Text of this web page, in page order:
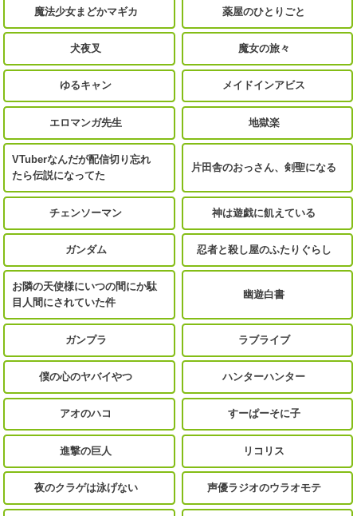
魔法少女まどかマギカ 薬屋のひとりごと
犬夜叉 魔女の旅々
ゆるキャン メイドインアビス
エロマンガ先生 地獄楽
VTuberなんだが配信切り忘れ
たら伝説になってた
片田舎のおっさん、剣聖になる
チェンソーマン 神は遊戯に飢えている
ガンダム 忍者と殺し屋のふたりぐらし
お隣の天使様にいつの間にか駄
目人間にされていた件
幽遊白書
ガンプラ ラブライブ
僕の心のヤバイやつ ハンターハンター
アオのハコ すーぱーそに子
進撃の巨人 リコリス
夜のクラゲは泳げない 声優ラジオのウラオモテ